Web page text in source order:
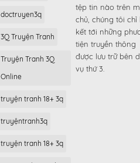
doctruyen3q
3Q Truyện Tranh
Truyện Tranh 3Q
Online
truyện tranh 18+ 3q
truyệntranh3q
truyện tranh 18+ 3q
tệp tin nào trên
chủ, chúng tôi chỉ
kết tới những
tiện truyền thông
được lưu trữ bên
vụ thứ 3.